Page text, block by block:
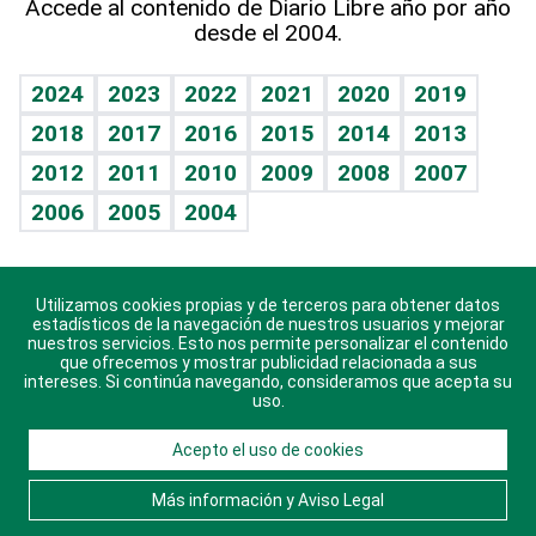
Vida y familia
Eñe
Celebrando la vida
Sin complejos
En pocas palabras
Escuchando al corazón
Economía Personal
TBT Deportivo
Guía del dinero
Horóscopos
Juegos
Accede al contenido de Diario Libre año por año
desde el 2004.
2024 2023 2022 2021 2020
2019
2018
2017 2016 2015 2014
2013
2012
2011 2010 2009 2008
2007
2006
2005 2004
Descarga nuestras aplicaciones para Android, iOS y
sistema Huawei.
© 2021 Diario Libre, todos los derechos reservados.
Consulta elAviso Legal. Ponte en Contacto
nosotros y conoce más sobre Diario Libre
Utilizamos cookies propias y de terceros para obtener datos
estadísticos de la navegación de nuestros usuarios y mejorar
nuestros servicios. Esto nos permite personalizar el contenido
que ofrecemos y mostrar publicidad relacionada a sus
intereses. Si continúa navegando, consideramos que acepta su
uso.
Acepto el uso de cookies
Más información y Aviso Legal